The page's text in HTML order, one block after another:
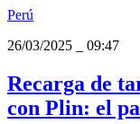
Perú
26/03/2025
09:47
Recarga de
con Plin: el